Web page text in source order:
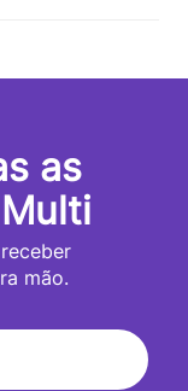
as
mão.